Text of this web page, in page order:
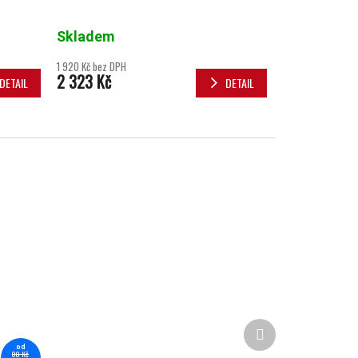
od
80 Kč
Další produkt
DETAIL
Skladem
1 920 Kč bez DPH
2 323 Kč DETAIL